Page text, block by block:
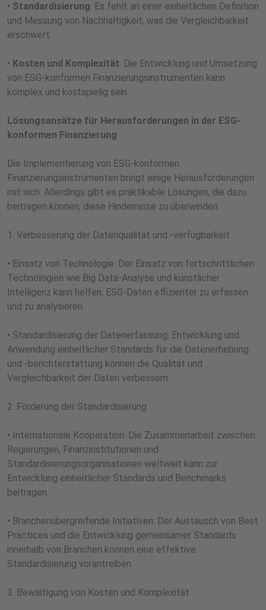
• Standardisierung: Es fehlt an einer einheitlichen Definition
und Messung von Nachhaltigkeit, was die Vergleichbarkeit
erschwert.
• Kosten und Komplexität: Die Entwicklung und Umsetzung
von ESG-konformen Finanzierungsinstrumenten kann
komplex und kostspielig sein.
Lösungsansätze für Herausforderungen in der ESG-
konformen Finanzierung
Die Implementierung von ESG-konformen
Finanzierungsinstrumenten bringt einige Herausforderungen
mit sich. Allerdings gibt es praktikable Lösungen, die dazu
beitragen können, diese Hindernisse zu überwinden.
1. Verbesserung der Datenqualität und -verfügbarkeit
• Einsatz von Technologie: Der Einsatz von fortschrittlichen
Technologien wie Big Data-Analyse und künstlicher
Intelligenz kann helfen, ESG-Daten effizienter zu erfassen
und zu analysieren.
• Standardisierung der Datenerfassung: Entwicklung und
Anwendung einheitlicher Standards für die Datenerhebung
und -berichterstattung können die Qualität und
Vergleichbarkeit der Daten verbessern.
2. Förderung der Standardisierung
• Internationale Kooperation: Die Zusammenarbeit zwischen
Regierungen, Finanzinstitutionen und
Standardisierungsorganisationen weltweit kann zur
Entwicklung einheitlicher Standards und Benchmarks
beitragen.
• Branchenübergreifende Initiativen: Der Austausch von Best
Practices und die Entwicklung gemeinsamer Standards
innerhalb von Branchen können eine effektive
Standardisierung vorantreiben.
3. Bewältigung von Kosten und Komplexität